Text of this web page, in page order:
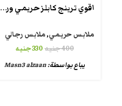
اقوي ترينج كابلز حريمي ورجالي
ملابس حريمي,ملابس رجالي
400جنيه330جنيه
يباع بواسطة:Masn3 alzaan